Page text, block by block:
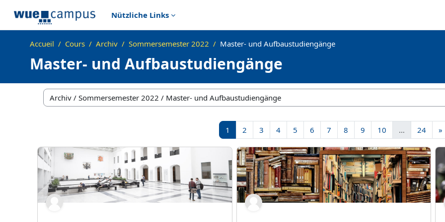
Nützliche Links
Accueil Cours Archiv Sommersemester 2022 Master- und Aufbaustudiengänge
Master- und Aufbaustudiengänge
Catégories de cours
1 Page 1
2Page 2
3Page 3
4Page 4
5Page 5
6Page 6
7Page 7
8Page 8
9Page 9
10Page 10
… 24Page»
SS22:Advanced Computational Economics SoSe 2022: Literarische Neuerscheinungen